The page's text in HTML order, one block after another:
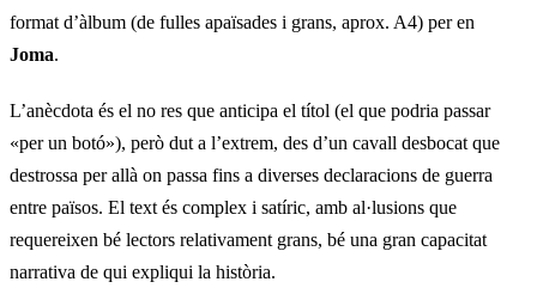
format d’àlbum (de fulles apaïsades i grans, aprox. A4) per en
Joma.
L’anècdota és el no res que anticipa el títol (el que podria passar
«per un botó»), però dut a l’extrem, des d’un cavall desbocat que
destrossa per allà on passa fins a diverses declaracions de guerra
entre països. El text és complex i satíric, amb al·lusions que
requereixen bé lectors relativament grans, bé una gran capacitat
narrativa de qui expliqui la història.